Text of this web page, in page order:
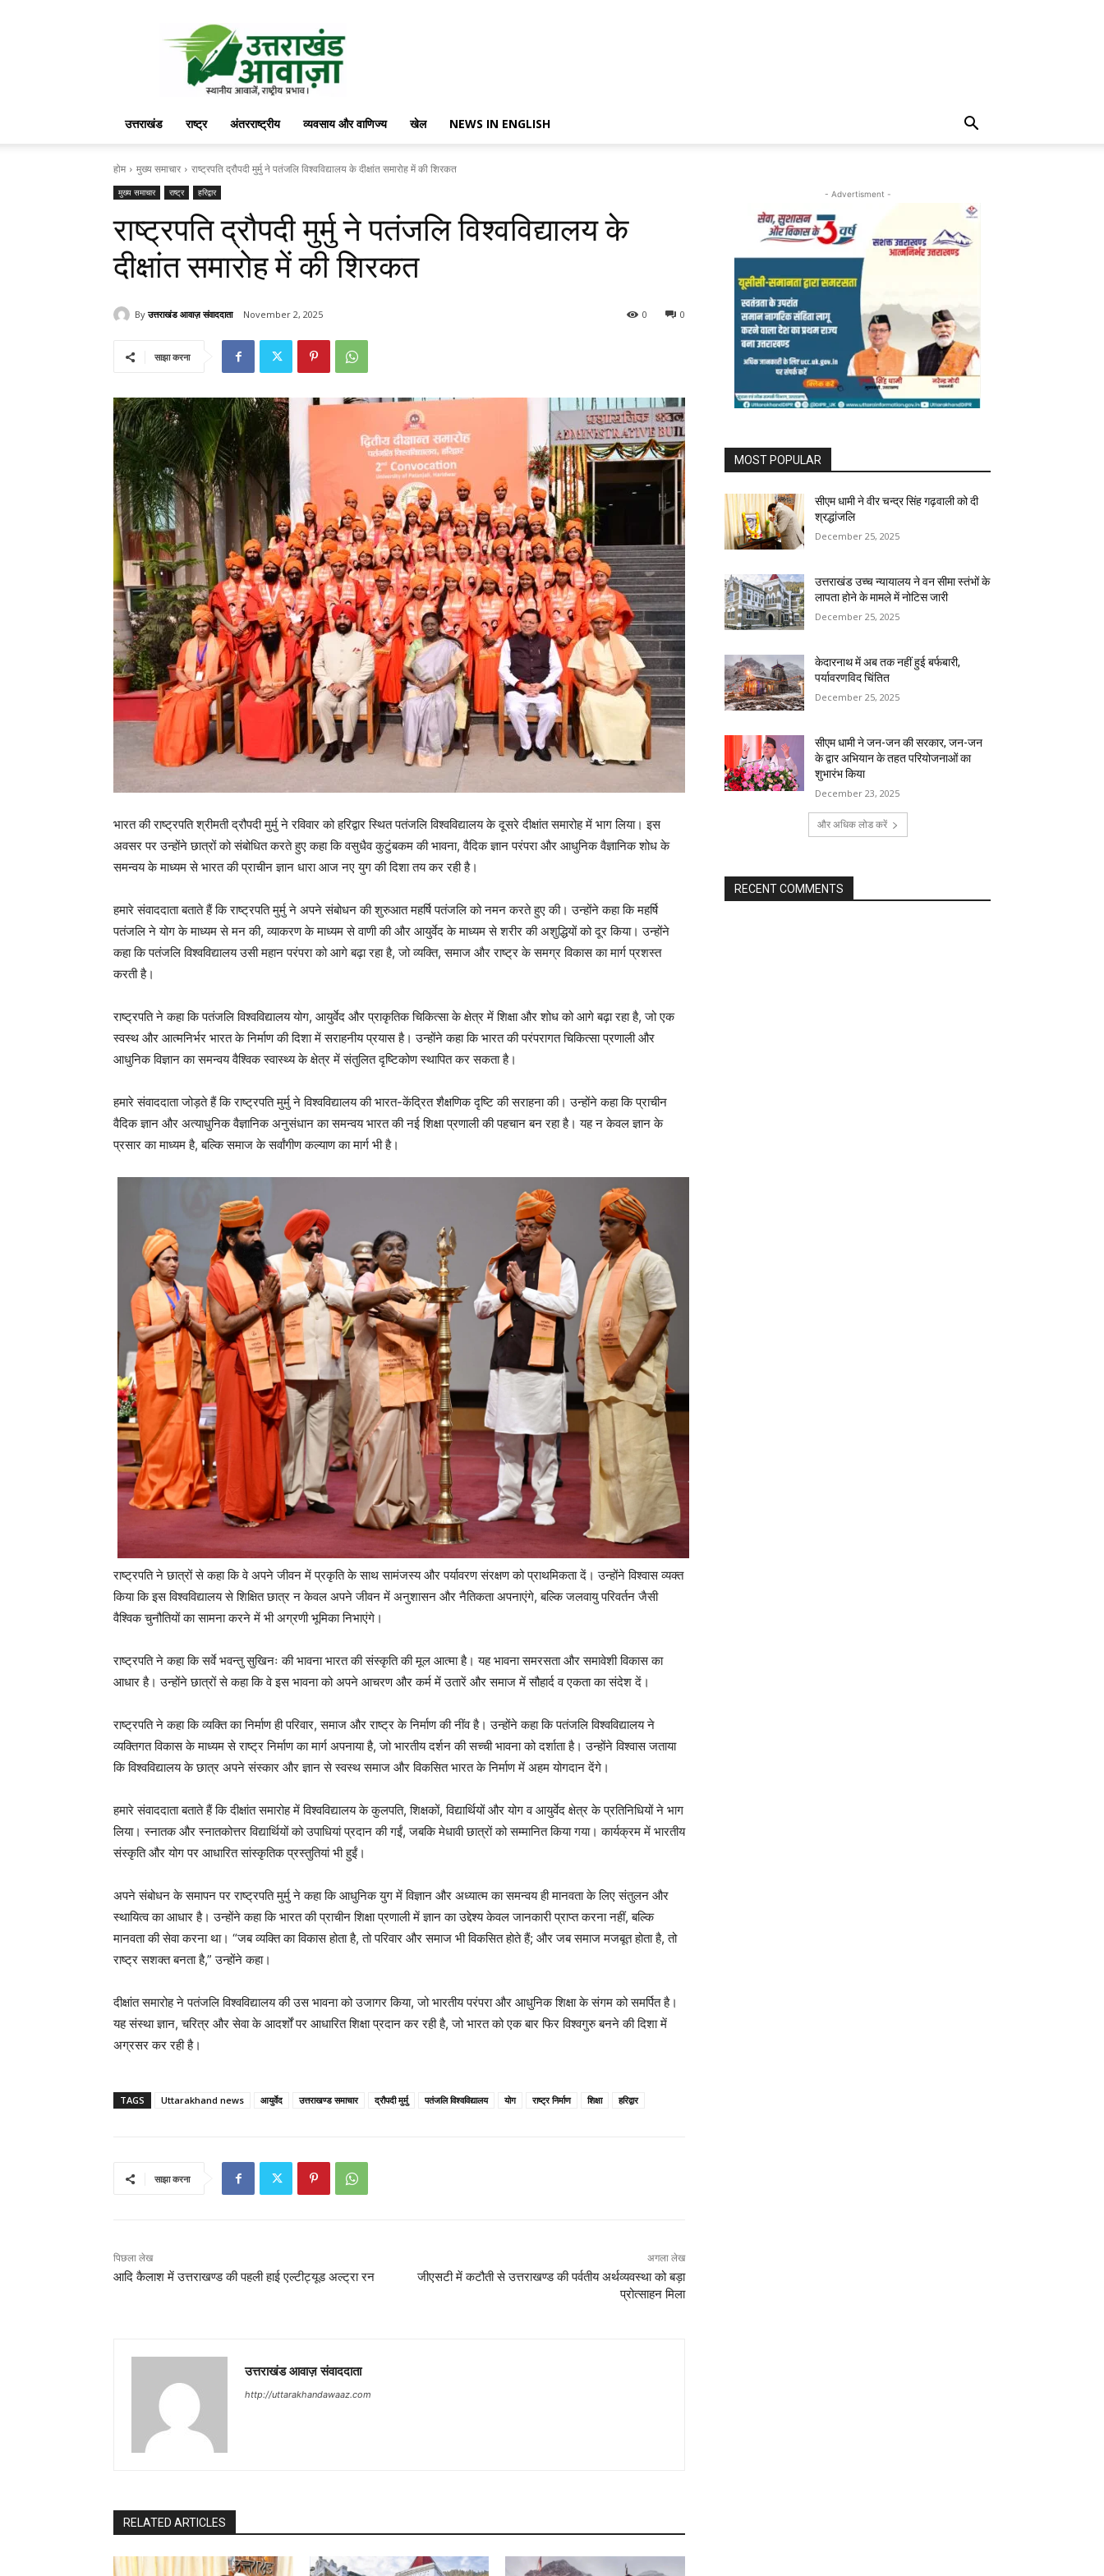
आवाज़
उत्तराखंड राष्ट्र अंतरराष्ट्रीय व्यवसाय और वाणिज्य खेल NEWS IN ENGLISH
होम मुख्य समाचार राष्ट्रपति द्रौपदी मुर्मु ने पतंजलि विश्वविद्यालय के दीक्षांत समारोह में की शिरकत
मुख्य समाचार राष्ट्र हरिद्वार
राष्ट्रपति द्रौपदी मुर्मु ने पतंजलि विश्वविद्यालय के
दीक्षांत समारोह में की शिरकत
By उत्तराखंड आवाज़ संवाददाता November 2, 2025 0
0
साझा करना
भारत की राष्ट्रपति श्रीमती द्रौपदी मुर्मु ने रविवार को हरिद्वार स्थित पतंजलि विश्वविद्यालय के दूसरे दीक्षांत समारोह में भाग लिया। इस
अवसर पर उन्होंने छात्रों को संबोधित करते हुए कहा कि वसुधैव कुटुंबकम की भावना, वैदिक ज्ञान परंपरा और आधुनिक वैज्ञानिक शोध के
समन्वय के माध्यम से भारत की प्राचीन ज्ञान धारा आज नए युग की दिशा तय कर रही है।
हमारे संवाददाता बताते हैं कि राष्ट्रपति मुर्मु ने अपने संबोधन की शुरुआत महर्षि पतंजलि को नमन करते हुए की। उन्होंने कहा कि महर्षि
पतंजलि ने योग के माध्यम से मन की, व्याकरण के माध्यम से वाणी की और आयुर्वेद के माध्यम से शरीर की अशुद्धियों को दूर किया। उन्होंने
कहा कि पतंजलि विश्वविद्यालय उसी महान परंपरा को आगे बढ़ा रहा है, जो व्यक्ति, समाज और राष्ट्र के समग्र विकास का मार्ग प्रशस्त
करती है।
राष्ट्रपति ने कहा कि पतंजलि विश्वविद्यालय योग, आयुर्वेद और प्राकृतिक चिकित्सा के क्षेत्र में शिक्षा और शोध को आगे बढ़ा रहा है, जो एक
स्वस्थ और आत्मनिर्भर भारत के निर्माण की दिशा में सराहनीय प्रयास है। उन्होंने कहा कि भारत की परंपरागत चिकित्सा प्रणाली और
आधुनिक विज्ञान का समन्वय वैश्विक स्वास्थ्य के क्षेत्र में संतुलित दृष्टिकोण स्थापित कर सकता है।
हमारे संवाददाता जोड़ते हैं कि राष्ट्रपति मुर्मु ने विश्वविद्यालय की भारत-केंद्रित शैक्षणिक दृष्टि की सराहना की। उन्होंने कहा कि प्राचीन
वैदिक ज्ञान और अत्याधुनिक वैज्ञानिक अनुसंधान का समन्वय भारत की नई शिक्षा प्रणाली की पहचान बन रहा है। यह न केवल ज्ञान के
प्रसार का माध्यम है, बल्कि समाज के सर्वांगीण कल्याण का मार्ग भी है।
राष्ट्रपति ने छात्रों से कहा कि वे अपने जीवन में प्रकृति के साथ सामंजस्य और पर्यावरण संरक्षण को प्राथमिकता दें। उन्होंने विश्वास व्यक्त
किया कि इस विश्वविद्यालय से शिक्षित छात्र न केवल अपने जीवन में अनुशासन और नैतिकता अपनाएंगे, बल्कि जलवायु परिवर्तन जैसी
वैश्विक चुनौतियों का सामना करने में भी अग्रणी भूमिका निभाएंगे।
राष्ट्रपति ने कहा कि सर्वे भवन्तु सुखिनः की भावना भारत की संस्कृति की मूल आत्मा है। यह भावना समरसता और समावेशी विकास का
आधार है। उन्होंने छात्रों से कहा कि वे इस भावना को अपने आचरण और कर्म में उतारें और समाज में सौहार्द व एकता का संदेश दें।
राष्ट्रपति ने कहा कि व्यक्ति का निर्माण ही परिवार, समाज और राष्ट्र के निर्माण की नींव है। उन्होंने कहा कि पतंजलि विश्वविद्यालय ने
व्यक्तिगत विकास के माध्यम से राष्ट्र निर्माण का मार्ग अपनाया है, जो भारतीय दर्शन की सच्ची भावना को दर्शाता है। उन्होंने विश्वास जताया
कि विश्वविद्यालय के छात्र अपने संस्कार और ज्ञान से स्वस्थ समाज और विकसित भारत के निर्माण में अहम योगदान देंगे।
हमारे संवाददाता बताते हैं कि दीक्षांत समारोह में विश्वविद्यालय के कुलपति, शिक्षकों, विद्यार्थियों और योग व आयुर्वेद क्षेत्र के प्रतिनिधियों ने भाग
लिया। स्नातक और स्नातकोत्तर विद्यार्थियों को उपाधियां प्रदान की गईं, जबकि मेधावी छात्रों को सम्मानित किया गया। कार्यक्रम में भारतीय
संस्कृति और योग पर आधारित सांस्कृतिक प्रस्तुतियां भी हुईं।
अपने संबोधन के समापन पर राष्ट्रपति मुर्मु ने कहा कि आधुनिक युग में विज्ञान और अध्यात्म का समन्वय ही मानवता के लिए संतुलन और
स्थायित्व का आधार है। उन्होंने कहा कि भारत की प्राचीन शिक्षा प्रणाली में ज्ञान का उद्देश्य केवल जानकारी प्राप्त करना नहीं, बल्कि
मानवता की सेवा करना था। “जब व्यक्ति का विकास होता है, तो परिवार और समाज भी विकसित होते हैं; और जब समाज मजबूत होता है, तो
राष्ट्र सशक्त बनता है,” उन्होंने कहा।
दीक्षांत समारोह ने पतंजलि विश्वविद्यालय की उस भावना को उजागर किया, जो भारतीय परंपरा और आधुनिक शिक्षा के संगम को समर्पित है।
यह संस्था ज्ञान, चरित्र और सेवा के आदर्शों पर आधारित शिक्षा प्रदान कर रही है, जो भारत को एक बार फिर विश्वगुरु बनने की दिशा में
अग्रसर कर रही है।
TAGS Uttarakhand news आयुर्वेद उत्तराखण्ड समाचार द्रौपदी मुर्मु पतंजलि विश्वविद्यालय योग राष्ट्र निर्माण शिक्षा हरिद्वार
साझा करना
पिछला लेख
आदि कैलाश में उत्तराखण्ड की पहली हाई एल्टीट्यूड अल्ट्रा रन
अगला लेख
जीएसटी में कटौती से उत्तराखण्ड की पर्वतीय अर्थव्यवस्था को बड़ा
प्रोत्साहन मिला
उत्तराखंड आवाज़ संवाददाता
http://uttarakhandawaaz.com
RELATED ARTICLES
- Advertisment -
MOST POPULAR
सीएम धामी ने वीर चन्द्र सिंह गढ़वाली को दी
श्रद्धांजलि
December 25, 2025
उत्तराखंड उच्च न्यायालय ने वन सीमा स्तंभों के
लापता होने के मामले में नोटिस जारी
December 25, 2025
केदारनाथ में अब तक नहीं हुई बर्फबारी,
पर्यावरणविद चिंतित
December 25, 2025
सीएम धामी ने जन-जन की सरकार, जन-जन
के द्वार अभियान के तहत परियोजनाओं का
शुभारंभ किया
December 23, 2025
और अधिक लोड करें
RECENT COMMENTS